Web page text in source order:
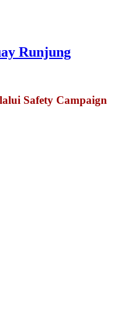
Runjung
Safety Campaign